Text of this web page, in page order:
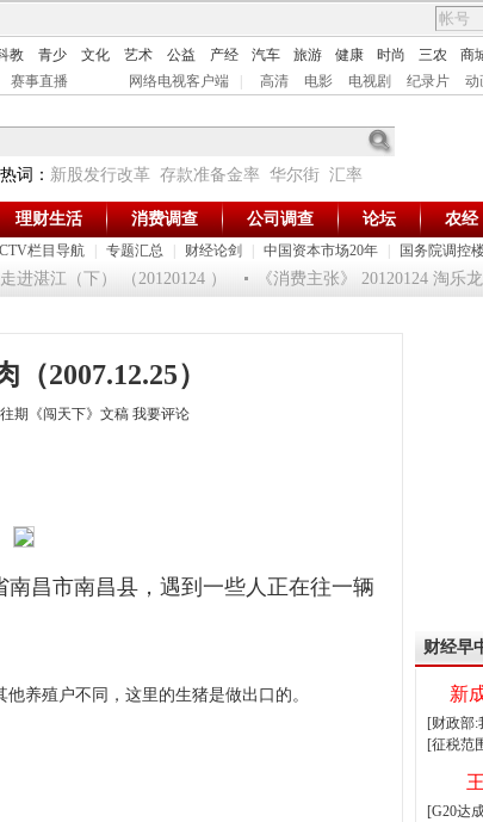
教 青少 文化 艺术 公益 产经 汽车 旅游 健康 时尚 三农 商
赛事直播 网络电视客户端 高清 电影 电视剧 纪录片 动
热词： 新股发行改革 存款准备金率 华尔街 汇率
栏目导航 专题汇总 财经论剑 中国资本市场20年 国务院调控
理财生活 消费调查 公司调查 论坛 农经
江（下） （20120124 ） 《消费主张》 20120124 淘乐龙
2007.12.25）
期《闯天下》文稿 我要评论
南昌市南昌县，遇到一些人正在往一辆
养殖户不同，这里的生猪是做出口的。
财经早
新
[财政部:
[征税范
[G20达